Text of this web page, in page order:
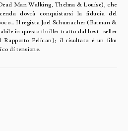
Man Walking, Thelma & Louise), che
dovrà conquistarsi la fiducia del
Il regista Joel Schumacher (Batman &
in questo thriller tratto dal best- seller
Pelican); il risultato è un film
di tensione.